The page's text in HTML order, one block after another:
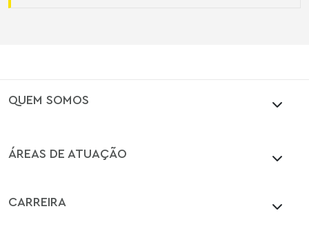
QUEM SOMOS
ÁREAS DE ATUAÇÃO
CARREIRA